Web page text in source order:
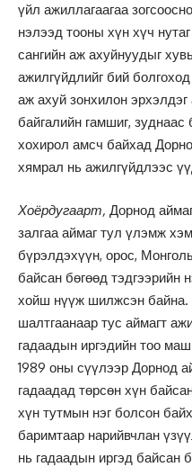
үйл ажиллагаагаа
нэлээд тооны хүн хүч
сангийн аж ахуйнуудыг
ажилгүйдлийг бий
аж ахуй зонхилон
байгалийн гамшиг,
хохирол амсч байхад
хямрал нь ажилгүйдлээс
Хоёрдугаарт, Дорнод
залгаа аймаг тул үлэмж
бүрэлдэхүүн, орос,
байсан бөгөөд тэдгээрийн
хойш нүүж шилжсэн байна.
шалтгаанаар тус аймагт
гадаадын иргэдийн тоо
1989 оны сүүлээр Дорнод
гадаадад төрсөн хүн
хүн тутмын нэг болсон
баримтаар нарийвчлан
нь гадаадын иргэд байсан